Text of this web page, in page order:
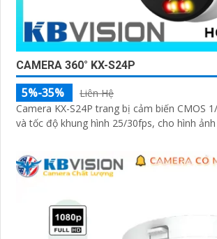
CAMERA 360° KX-S24P
5%-35%
Liên Hệ
Camera KX-S24P trang bị cảm biến CMOS